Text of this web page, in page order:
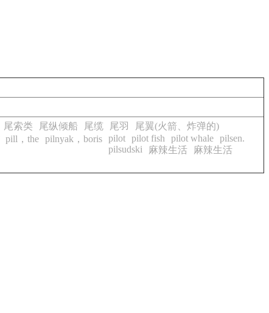
尾索类 尾纵倾船 尾缆 尾羽
尾翼(火箭、炸弹的)
pill，the pilnyak，boris pilot pilot fish pilot whale pilsen.
pilsudski
麻辣生活
麻辣生活